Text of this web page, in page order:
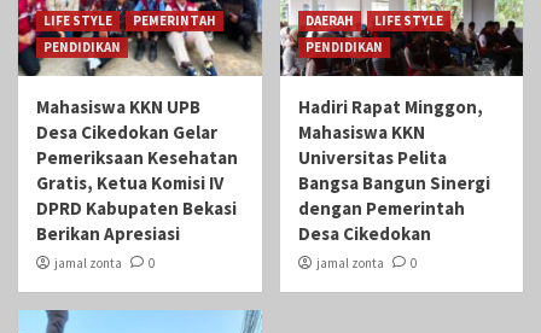
LIFE STYLE
PEMERINTAH
PENDIDIKAN
Mahasiswa KKN UPB
Desa Cikedokan Gelar
Pemeriksaan Kesehatan
Gratis, Ketua Komisi IV
DPRD Kabupaten Bekasi
Berikan Apresiasi
jamal zonta 0
DAERAH
LIFE STYLE
PENDIDIKAN
Hadiri Rapat Minggon,
Mahasiswa KKN
Universitas Pelita
Bangsa Bangun Sinergi
dengan Pemerintah
Desa Cikedokan
jamal zonta 0